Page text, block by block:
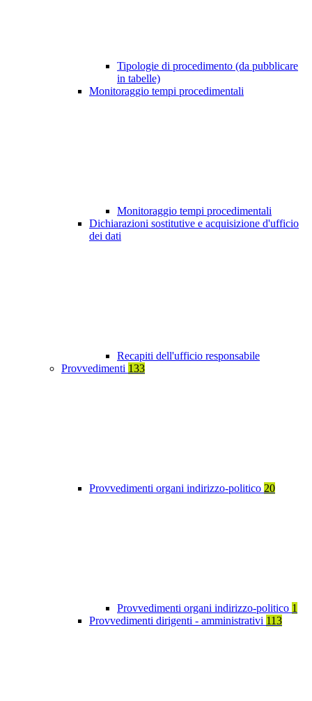
Tipologie di procedimento (da pubblicare
in tabelle)
Monitoraggio tempi procedimentali
Monitoraggio tempi procedimentali
Dichiarazioni sostitutive e acquisizione d'ufficio
dei dati
Recapiti dell'ufficio responsabile
Provvedimenti 133
Provvedimenti organi indirizzo-politico 20
Provvedimenti organi indirizzo-politico 1
Provvedimenti dirigenti - amministrativi 113